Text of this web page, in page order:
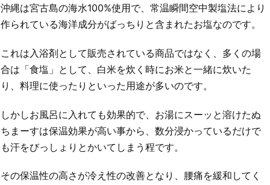
沖縄は宮古島の海水100%使用で、常温瞬間空中製塩法により
作られている海洋成分がばっちりと含まれたお塩なのです。
これは入浴剤として販売されている商品ではなく、多くの場
合は「食塩」として、白米を炊く時にお米と一緒に炊いた
り、料理に使ったりといった用途が多いのです。
しかしお風呂に入れても効果的で、お湯にスーッと溶けたぬ
ちまーすは保温効果が高い事から、数分浸かっているだけで
も汗をびっしょりとかいてしまう程です。
その保温性の高さが冷え性の改善となり、腰痛を緩和してく